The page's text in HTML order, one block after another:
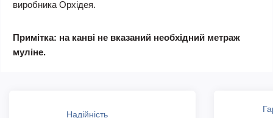
виробника Орхідея.
Примітка: на канві не вказаний необхідний метраж
муліне.
Надійність